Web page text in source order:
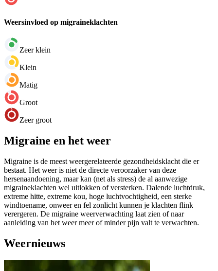
Weersinvloed op migraineklachten
Zeer klein
Klein
Matig
Groot
Zeer groot
Migraine en het weer
Migraine is de meest weergerelateerde gezondheidsklacht die er
bestaat. Het weer is niet de directe veroorzaker van deze
hersenaandoening, maar kan (net als stress) de al aanwezige
migraineklachten wel uitlokken of versterken. Dalende luchtdruk,
extreme hitte, extreme kou, hoge luchtvochtigheid, een sterke
windtoename, onweer en fel zonlicht kunnen je klachten flink
verergeren. De migraine weerverwachting laat zien of naar
aanleiding van het weer meer of minder pijn valt te verwachten.
Weernieuws